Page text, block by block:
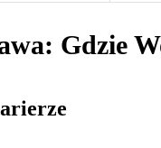
Gdzie